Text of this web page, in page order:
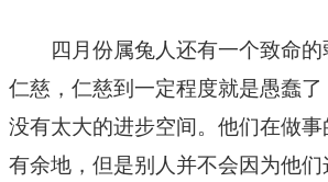
四月份属兔人还有一个致命的
仁慈，仁慈到一定程度就是愚蠢了
没有太大的进步空间。他们在做
有余地，但是别人并不会因为他